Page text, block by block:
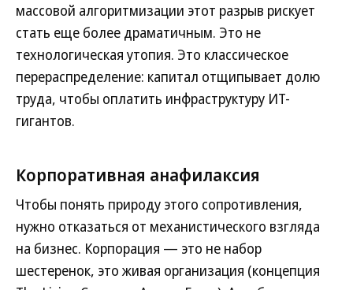
массовой алгоритмизации этот разрыв рискует
стать еще более драматичным. Это не
технологическая утопия. Это классическое
перераспределение: капитал отщипывает долю
труда, чтобы оплатить инфраструктуру ИТ-
гигантов.
Корпоративная анафилаксия
Чтобы понять природу этого сопротивления,
нужно отказаться от механистического взгляда
на бизнес. Корпорация — это не набор
шестеренок, это живая организация (концепция